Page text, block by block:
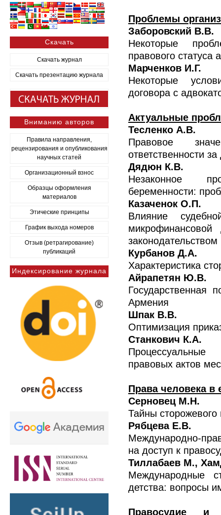
Скачать
Скачать журнал
Скачать презентацию журнала
Вниманию авторов
Правила направления,
рецензирования и опубликования
научных статей
Организационный взнос
Образцы оформления
материалов
Этические принципы
График выхода номеров
Отзыв (ретрагирование)
публикаций
Индексирование журнала
Проблемы
Заборовский В.В.
Некоторые
правового статуса
Марченков И.Г.
Некоторые
договора с
Актуальные
Тесленко А.В.
Правовое
ответственности
Дядюн К.В.
Незаконное
беременности:
Казаченок О.П.
Влияние
микрофинансовой
законодательством
Курбанов Д.А.
Характеристика
Айрапетян Ю.В.
Государственная
Армения
Шпак В.В.
Оптимизация
Станкович К.А.
правовых актов
Права человека в
Серновец М.Н.
Тайны сторожевого
Рябцева Е.В.
Международно-
на доступ к
Тиллабаев М.,
Международные
детства: вопросы
Правосудие и